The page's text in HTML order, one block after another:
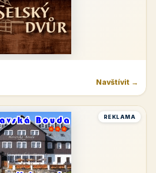
Navštívit →
REKLAMA